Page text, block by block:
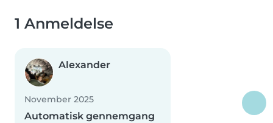
1 Anmeldelse
Alexander
November 2025
Automatisk gennemgang